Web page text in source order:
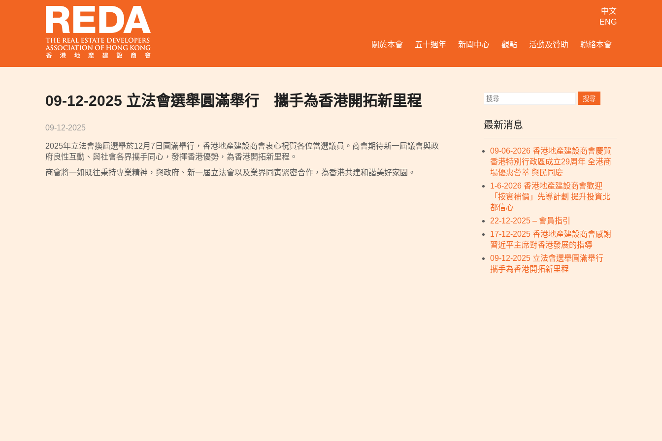
中文
ENG
關於本會 五十週年 新聞中心 觀點 活動及贊助 聯絡本會
09-12-2025 立法會選舉圓滿舉行 攜手為香港開拓新里程
09-12-2025
2025年立法會換屆選舉於12月7日圓滿舉行，香港地產建設商會衷心祝賀各位當選議員。商會期待新一屆議會與政
府良性互動、與社會各界攜手同心，發揮香港優勢，為香港開拓新里程。
商會將一如既往秉持專業精神，與政府、新一屆立法會以及業界同寅緊密合作，為香港共建和諧美好家園。
最新消息
09-06-2026 香港地產建設商會慶賀
香港特別行政區成立29周年 全港商
場優惠薈萃 與民同慶
1-6-2026 香港地產建設商會歡迎
「按實補價」先導計劃 提升投資北
都信心
22-12-2025 – 會員指引
17-12-2025 香港地產建設商會感謝
習近平主席對香港發展的指導
09-12-2025 立法會選舉圓滿舉行
攜手為香港開拓新里程